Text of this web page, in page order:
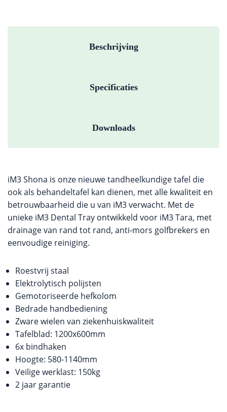
Beschrijving
Specificaties
Downloads
iM3 Shona is onze nieuwe tandheelkundige tafel die
ook als behandeltafel kan dienen, met alle kwaliteit en
betrouwbaarheid die u van iM3 verwacht. Met de
unieke iM3 Dental Tray ontwikkeld voor iM3 Tara, met
drainage van rand tot rand, anti-mors golfbrekers en
eenvoudige reiniging.
Roestvrij staal
Elektrolytisch polijsten
Gemotoriseerde hefkolom
Bedrade handbediening
Zware wielen van ziekenhuiskwaliteit
Tafelblad: 1200x600mm
6x bindhaken
Hoogte: 580-1140mm
Veilige werklast: 150kg
2 jaar garantie